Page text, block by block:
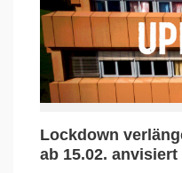
Lockdown
ab 15.02. anvisiert